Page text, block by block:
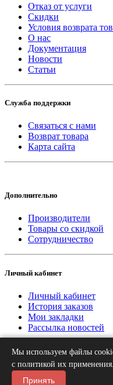
Отказ от услуги
Скидки
Условия возврата
О нас
Документация
Новости
Статьи
Служба поддержки
Связаться с нами
Возврат товара
Карта сайта
Дополнительно
Производители
Товары со скидкой
Сотрудничество
Личный кабинет
Личный кабинет
История заказов
Мои закладки
Рассылка новостей
2013-2026 © «Рифар
О нас Оплата Доставка
Мы используем файлы
с политикой их применения.
Принять